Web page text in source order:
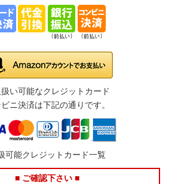
い可能なクレジットカード
ニ決済は下記の通りです。
可能クレジットカード一覧
■ ご確認下さい ■